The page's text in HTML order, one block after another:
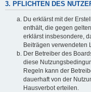
3. PFLICHTEN DES
Du erklärst mit der
enthält, die gegen
erklärst insbesondere,
Beiträgen verwendeten
Der Betreiber des
diese
Regeln kann der
dauerhaft von der
Hausverbot erteilen.